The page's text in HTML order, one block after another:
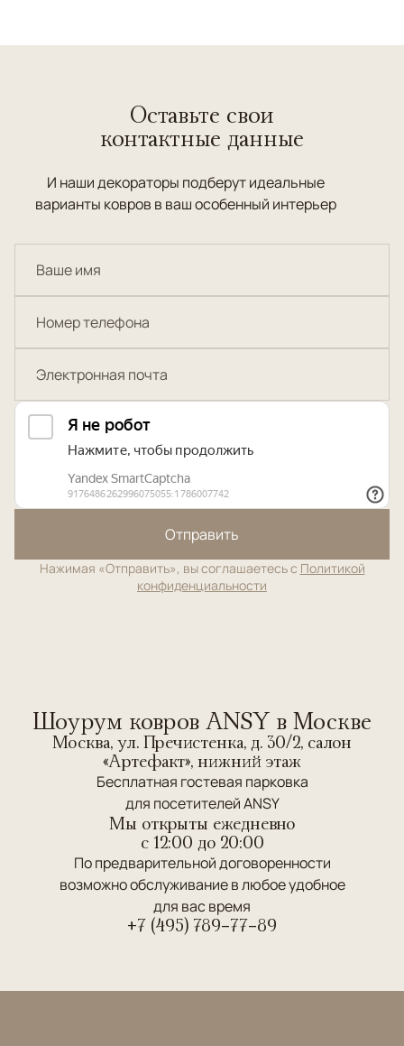
Оставьте свои
контактные данные
И наши декораторы подберут идеальные
варианты ковров в ваш особенный интерьер
Отправить
Нажимая «Отправить», вы соглашаетесь с Политикой
конфиденциальности
Шоурум ковров ANSY в Москве
Москва, ул. Пречистенка, д. 30/2, салон
«Артефакт», нижний этаж
Бесплатная гостевая парковка
для посетителей ANSY
Мы открыты ежедневно
c 12:00 до 20:00
По предварительной договоренности
возможно обслуживание в любое удобное
для вас время
+7 (495) 789-77-89